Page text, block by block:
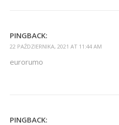
PINGBACK:
22 PAŹDZIERNIKA, 2021 AT 11:44 AM
eurorumo
PINGBACK: